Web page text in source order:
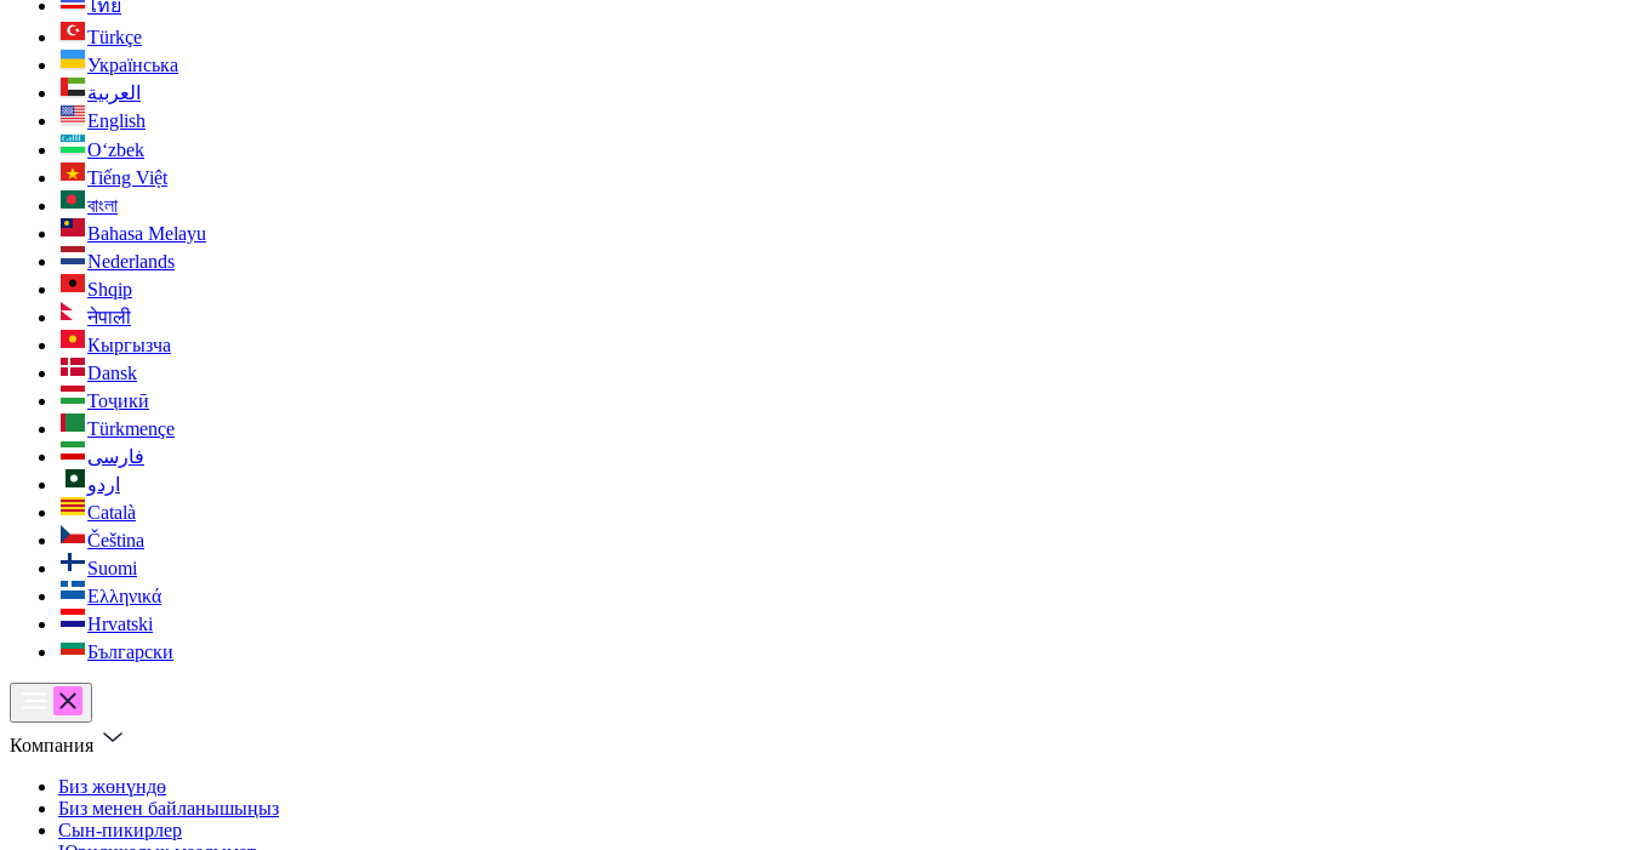
ไทย
Türkçe
Українська
العربية
English
O‘zbek
Tiếng Việt
বাংলা
Bahasa Melayu
Nederlands
Shqip
नेपाली
Кыргызча
Dansk
Тоҷикӣ
Türkmençe
فارسی
اردو
Català
Čeština
Suomi
Ελληνικά
Hrvatski
Български
Компания
Биз жөнүндө
Биз менен байланышыңыз
Сын-пикирлер